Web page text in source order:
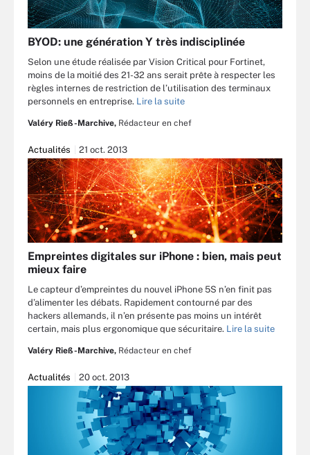
BYOD: une génération Y très indisciplinée
Selon une étude réalisée par Vision Critical pour Fortinet,
moins de la moitié des 21-32 ans serait prête à respecter les
règles internes de restriction de l’utilisation des terminaux
personnels en entreprise. Lire la suite
Valéry Rieß-Marchive, Rédacteur en chef
Actualités 21 oct. 2013
Empreintes digitales sur iPhone : bien, mais peut
mieux faire
Le capteur d’empreintes du nouvel iPhone 5S n’en finit pas
d’alimenter les débats. Rapidement contourné par des
hackers allemands, il n’en présente pas moins un intérêt
certain, mais plus ergonomique que sécuritaire. Lire la suite
Valéry Rieß-Marchive, Rédacteur en chef
Actualités 20 oct. 2013